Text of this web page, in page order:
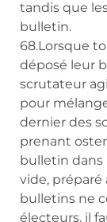
tandis que
bulletin.
68.Lorsque
déposé leur
scrutateur
pour
dernier des
prenant
bulletin dans
vide, préparé
bulletins ne
électeurs, il